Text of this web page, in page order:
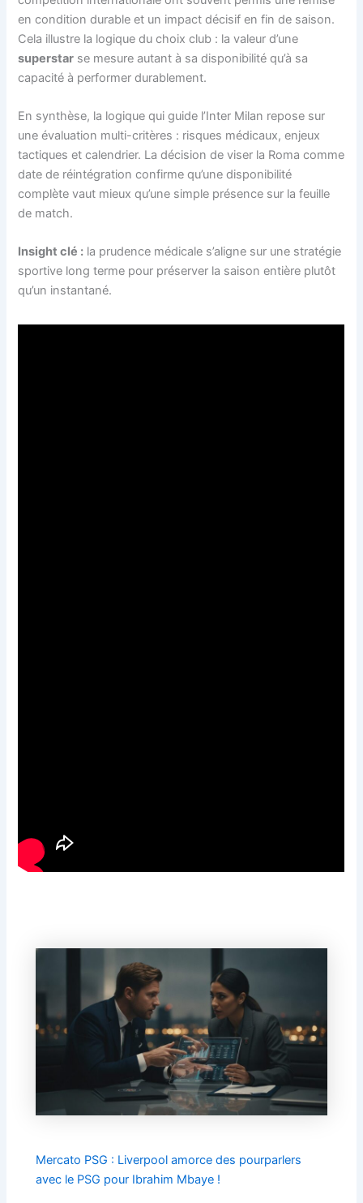
en condition durable et un impact décisif en fin de saison.
Cela illustre la logique du choix club : la valeur d’une
superstar se mesure autant à sa disponibilité qu’à sa
capacité à performer durablement.
En synthèse, la logique qui guide l’Inter Milan repose sur
une évaluation multi-critères : risques médicaux, enjeux
tactiques et calendrier. La décision de viser la Roma comme
date de réintégration confirme qu’une disponibilité
complète vaut mieux qu’une simple présence sur la feuille
de match.
Insight clé : la prudence médicale s’aligne sur une stratégie
sportive long terme pour préserver la saison entière plutôt
qu’un instantané.
Mercato PSG : Liverpool amorce des pourparlers
avec le PSG pour Ibrahim Mbaye !